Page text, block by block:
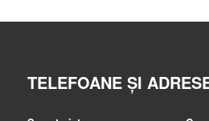
TELEFOANE ȘI